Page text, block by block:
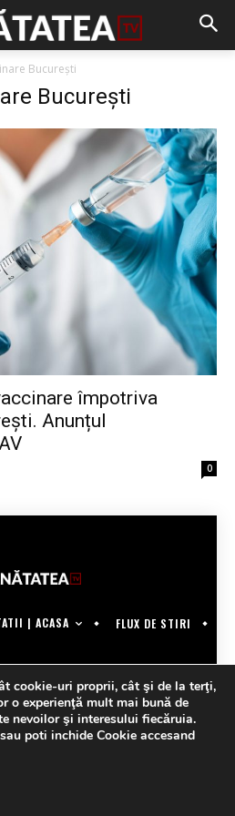
București
București
împotriva
Anunțul
0
| ACASA
FLUX DE STIRI
cookie-uri proprii, cât şi de la terţi,
o experienţă mult mai bună de
nevoilor şi interesului fiecăruia.
poti inchide Cookie accesand